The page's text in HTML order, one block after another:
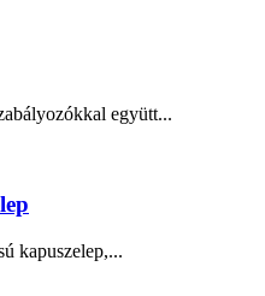
együtt...
kapuszelep,...